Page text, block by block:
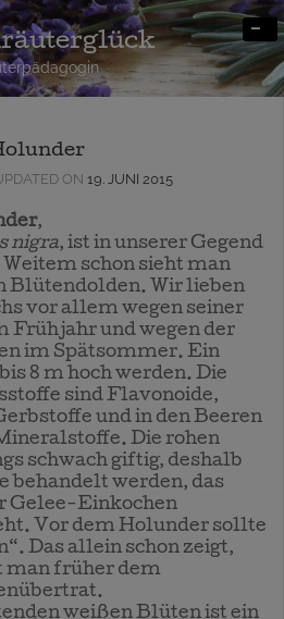
-
ON 19. JUNI 2015
,
nigra, ist in unserer Gegend
schon sieht man
Blütendolden. Wir lieben
vor allem wegen seiner
Frühjahr und wegen der
im Spätsommer. Ein
8 m hoch werden. Die
sind Flavonoide,
und in den Beeren
Die rohen
schwach giftig, deshalb
behandelt werden, das
Gelee-Einkochen
Vor dem Holunder sollte
Das allein schon zeigt,
man früher dem
weißen Blüten ist ein